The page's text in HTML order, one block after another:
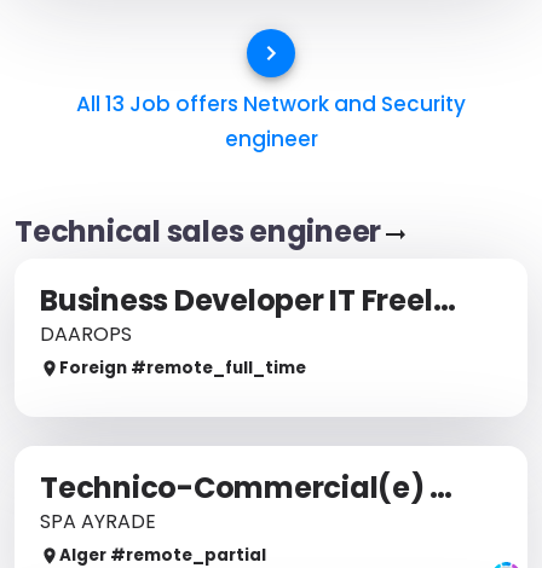
All 13 Job offers Network and Security
engineer
Technical sales engineer
Business Developer IT Freelance / Indépendant - Marché Français (Remote)
DAAROPS
Foreign #remote_ full_time
Technico-Commercial(e) Cloud & Solutions IT
SPA AYRADE
Alger #remote_ partial